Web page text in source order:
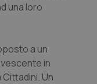
una loro
a un
in
Un